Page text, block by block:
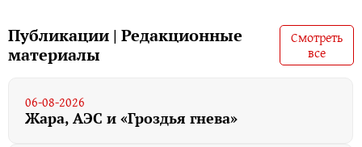
Публикации | Редакционные
материалы
Смотреть
все
06-08-2026
Жара, АЭС и «Гроздья гнева»